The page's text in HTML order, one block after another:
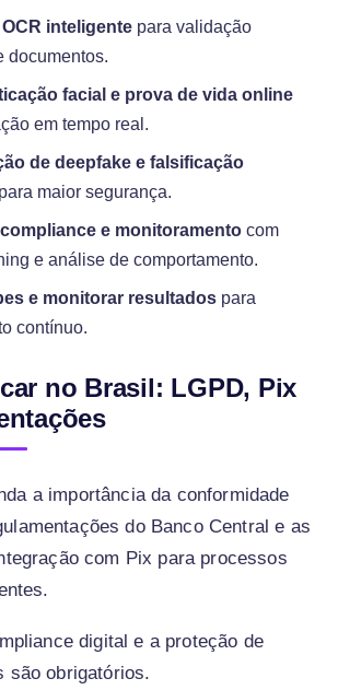
OCR inteligente para validação
documentos.
facial e prova de vida online
em tempo real.
de deepfake e falsificação
para maior segurança.
e monitoramento com
e análise de comportamento.
e monitorar resultados para
contínuo.
no Brasil: LGPD, Pix
a importância da conformidade
do Banco Central e as
com Pix para processos
digital e a proteção de
são obrigatórios.